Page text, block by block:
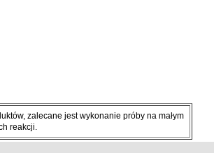
zalecane jest wykonanie próby na małym
reakcji.